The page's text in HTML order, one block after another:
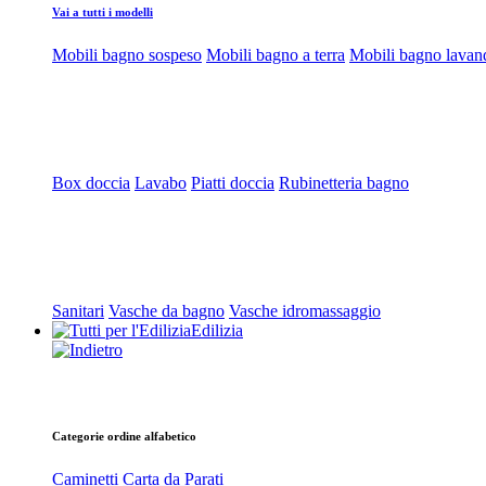
Vai a tutti i modelli
Mobili bagno sospeso Mobili bagno a terra Mobili bagno
Box doccia Lavabo Piatti doccia Rubinetteria bagno
Sanitari Vasche da bagno Vasche idromassaggio
Edilizia
Categorie ordine alfabetico
Caminetti Carta da Parati